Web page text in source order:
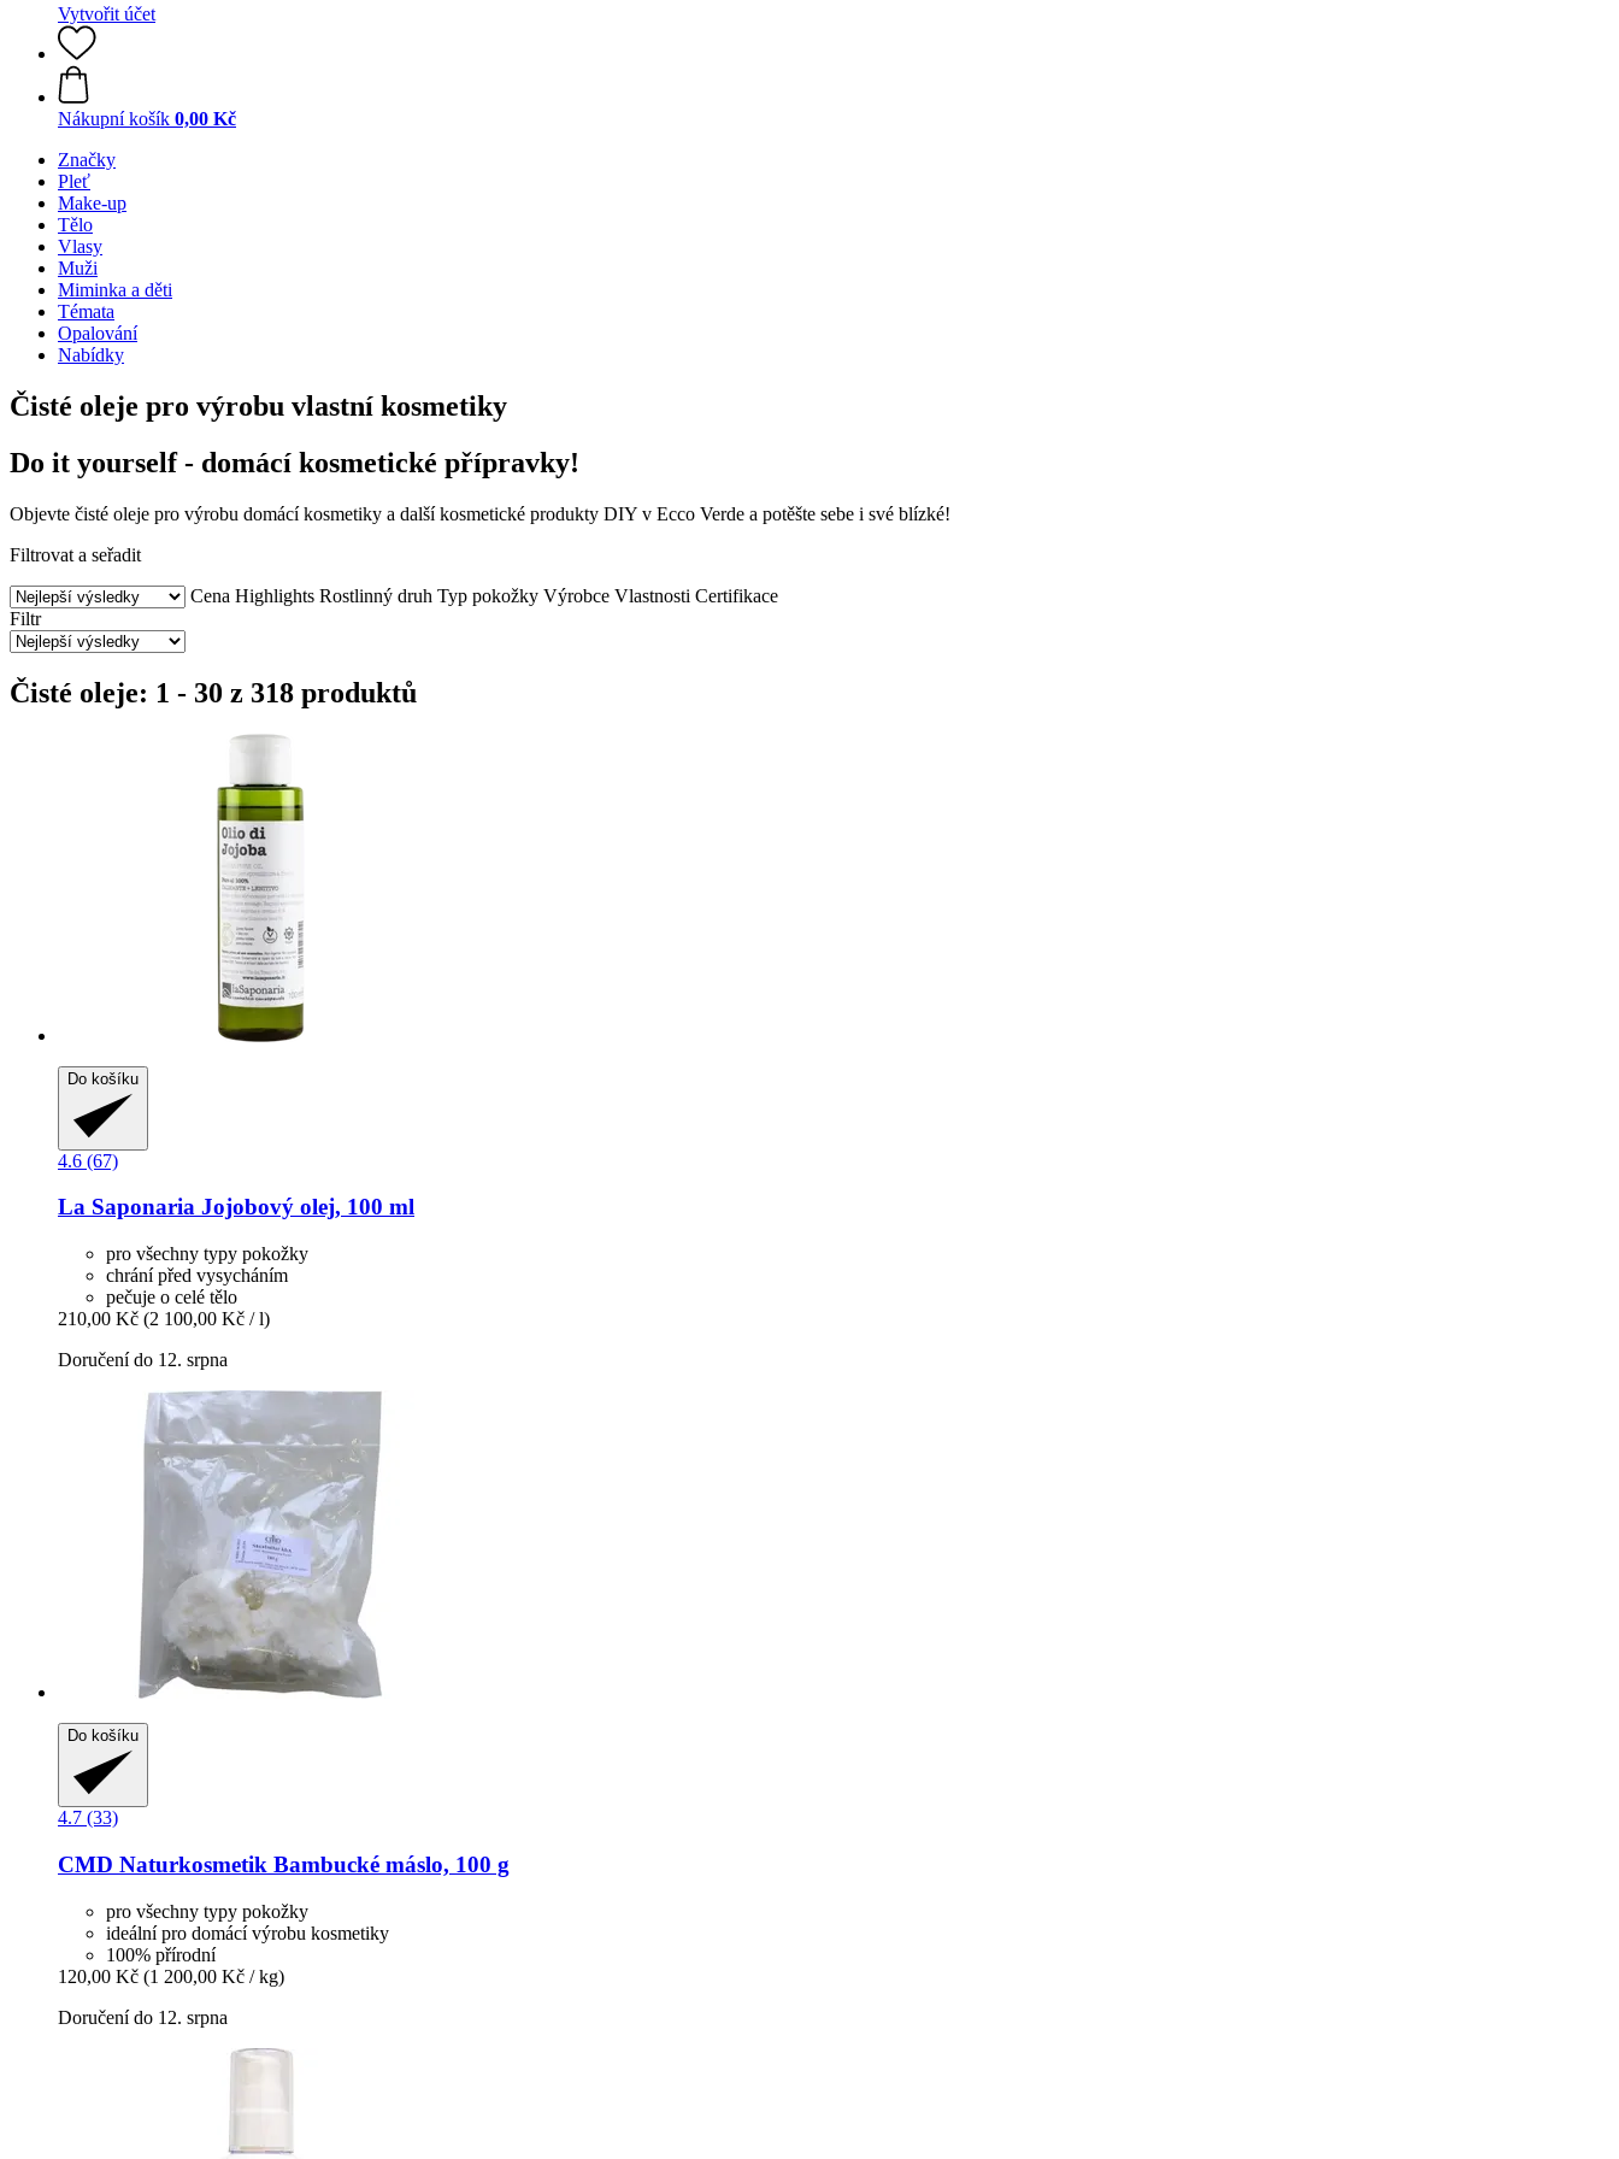
Vytvořit účet
Nákupní košík 0,00 Kč
Značky
Pleť
Make-up
Tělo
Vlasy
Muži
Miminka a děti
Témata
Opalování
Nabídky
Čisté oleje pro výrobu vlastní kosmetiky
Do it yourself - domácí kosmetické přípravky!
Objevte čisté oleje pro výrobu domácí kosmetiky a další kosmetické produkty DIY v Ecco Verde a potěšte sebe i své blízké!
Filtrovat a seřadit
Cena Highlights Rostlinný druh Typ pokožky Výrobce Vlastnosti Certifikace
Filtr
Čisté oleje: 1 - 30 z 318 produktů
Do košíku
4.6 (67)
La Saponaria Jojobový olej, 100 ml
pro všechny typy pokožky
chrání před vysycháním
pečuje o celé tělo
210,00 Kč (2 100,00 Kč / l)
Doručení do 12. srpna
Do košíku
4.7 (33)
CMD Naturkosmetik Bambucké máslo, 100 g
pro všechny typy pokožky
ideální pro domácí výrobu kosmetiky
100% přírodní
120,00 Kč (1 200,00 Kč / kg)
Doručení do 12. srpna